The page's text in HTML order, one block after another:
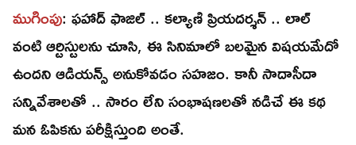
ముగింపు: ఫహాద్ ఫాజిల్ .. కల్యాణి ప్రియదర్శన్ .. లాల్
వంటి ఆర్టిస్టులను చూసి, ఈ సినిమాలో బలమైన విషయమేదో
ఉందని ఆడియన్స్ అనుకోవడం సహజం. కానీ సాదాసీదా
సన్నివేశాలతో .. సారం లేని సంభాషణలతో నడిచే ఈ కథ
మన ఓపికను పరీక్షిస్తుంది అంతే.